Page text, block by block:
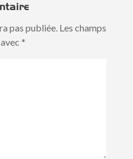
pas publiée. Les champs
*